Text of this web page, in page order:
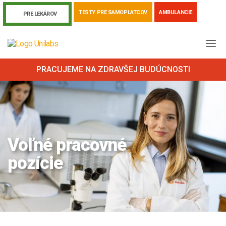
PRE LEKÁROV TESTY PRE SAMOPLATCOV AMBULANCIE
Covid-19 Žiadanky a tlačivá
Výsledky vyšetrení Kortizol Odberová príručka
PRACUJEME NA ZDRAVŠEJ BUDÚCNOSTI
Voľné pracovné
pozície